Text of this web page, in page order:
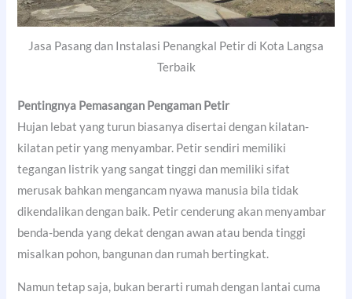
Jasa Pasang dan Instalasi Penangkal Petir di Kota Langsa
Terbaik
Pentingnya Pemasangan Pengaman Petir
Hujan lebat yang turun biasanya disertai dengan kilatan-
kilatan petir yang menyambar. Petir sendiri memiliki
tegangan listrik yang sangat tinggi dan memiliki sifat
merusak bahkan mengancam nyawa manusia bila tidak
dikendalikan dengan baik. Petir cenderung akan menyambar
benda-benda yang dekat dengan awan atau benda tinggi
misalkan pohon, bangunan dan rumah bertingkat.
Namun tetap saja, bukan berarti rumah dengan lantai cuma